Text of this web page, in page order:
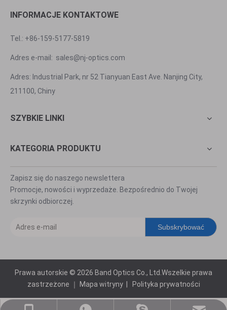
INFORMACJE KONTAKTOWE
Tel.: +86-159-5177-5819
Adres e-mail: sales@nj-optics.com
Adres: Industrial Park, nr 52 Tianyuan East Ave. Nanjing City,
211100, Chiny
SZYBKIE LINKI
KATEGORIA PRODUKTU
Zapisz się do naszego newslettera
Promocje, nowości i wyprzedaże. Bezpośrednio do Twojej
skrzynki odbiorczej.
Subskrybować
Prawa autorskie © 2026 Band Optics Co., Ltd.Wszelkie prawa
zastrzeżone ｜
Mapa witryny| Polityka prywatności